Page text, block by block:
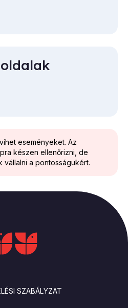
eseményeket. Az
készen ellenőrizni, de
vállalni a pontosságukért.
SZABÁLYZAT